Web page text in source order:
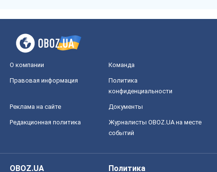
О компании Команда
Правовая информация
Политика
конфиденциальности
Реклама на сайте Документы
Редакционная политика
Журналисты OBOZ.UA на месте
событий
OBOZ.UA
Политика